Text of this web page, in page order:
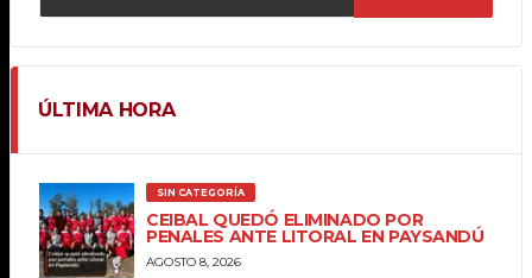
ÚLTIMA HORA
SIN CATEGORÍA
CEIBAL QUEDÓ ELIMINADO POR
PENALES ANTE LITORAL EN PAYSANDÚ
AGOSTO 8, 2026